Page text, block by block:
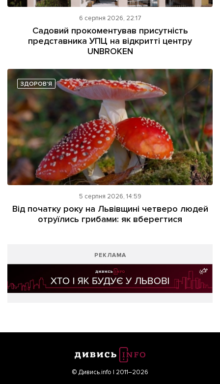
6 серпня 2026, 22:17
Садовий прокоментував присутність
представника УПЦ на відкритті центру
UNBROKEN
ЗДОРОВ'Я
5 серпня 2026, 14:59
Від початку року на Львівщині четверо людей
отруїлись грибами: як вберегтися
РЕКЛАМА
© Дивись.info | 2011–2026